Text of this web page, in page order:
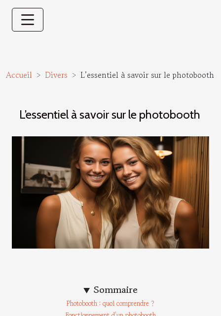
Accueil Divers L’essentiel à savoir sur le photobooth
L’essentiel à savoir sur le photobooth
Sommaire
Photobooth : quoi comprendre ?